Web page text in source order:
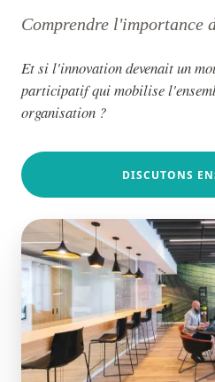
Comprendre l'importance
Et si l'innovation devenait un
participatif qui mobilise
organisation ?
DISCUTONS